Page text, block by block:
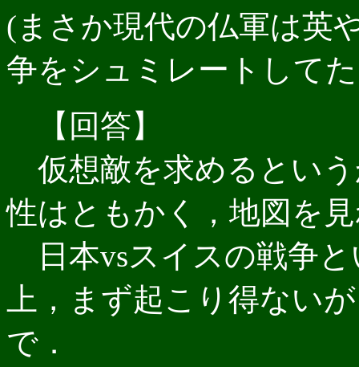
(まさか現代の仏軍は英
争をシュミレートして
【回答】
仮想敵を求めるとい
性はともかく，地図を
日本vsスイスの戦争
上，まず起こり得ない
で．